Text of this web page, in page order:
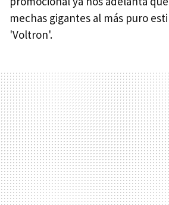
mechas gigantes al más puro
'Voltron'.